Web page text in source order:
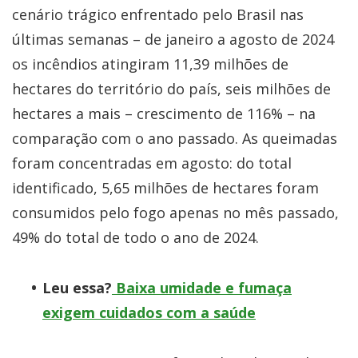
cenário trágico enfrentado pelo Brasil nas
últimas semanas – de janeiro a agosto de 2024
os incêndios atingiram 11,39 milhões de
hectares do território do país, seis milhões de
hectares a mais – crescimento de 116% – na
comparação com o ano passado. As queimadas
foram concentradas em agosto: do total
identificado, 5,65 milhões de hectares foram
consumidos pelo fogo apenas no mês passado,
49% do total de todo o ano de 2024.
Leu essa? Baixa umidade e fumaça
exigem cuidados com a saúde